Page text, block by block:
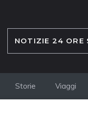
NOTIZIE 24 ORE
Storie Viaggi